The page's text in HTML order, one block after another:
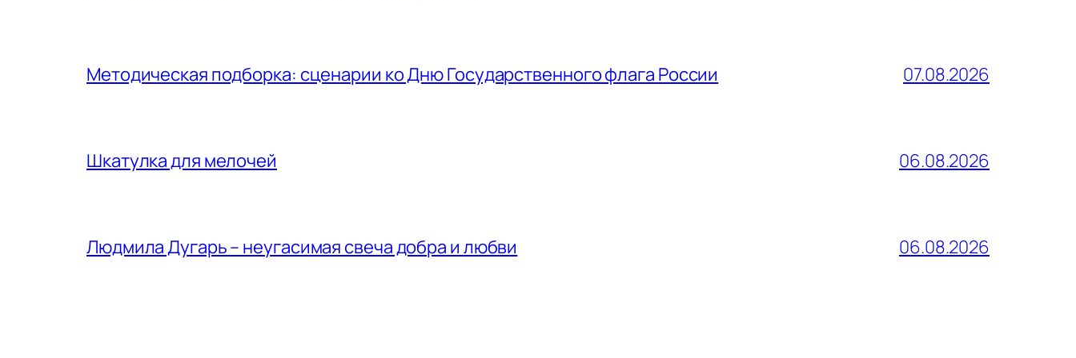
Методическая подборка: сценарии ко Дню Государственного флага России 07.08.2026
Шкатулка для мелочей 06.08.2026
Людмила Дугарь – неугасимая свеча добра и любви 06.08.2026